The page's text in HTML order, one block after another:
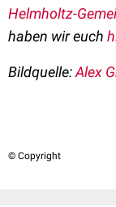
Helmholtz-
haben wir euch
Bildquelle:Alex
© Copyright